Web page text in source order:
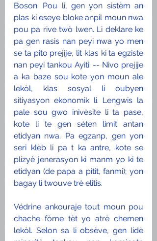
Boson. Pou li, gen yon sistèm an
plas ki eseye bloke anpil moun nwa
pou pa rive twò lwen. Li deklare ke
pa gen rasis nan peyi nwa yo men
se ta pito prejije, lit klas ki ta egziste
nan peyi tankou Ayiti. -- Nivo prejije
a ka baze sou kote yon moun ale
lekòl, klas sosyal li oubyen
sitiyasyon ekonomik li. Lengwis la
pale sou gwo inivèsite li ta pase,
kote li te gen sèten limit antan
etidyan nwa. Pa egzanp, gen yon
seri klèb li pa t ka antre, kote se
plizyè jenerasyon ki manm yo ki te
etidyan (de papa a pitit, fanmi); yon
bagay li twouve trè elitis.
Védrine ankouraje tout moun pou
chache fòme tèt yo atrè chemen
lekòl. Selon sa li obsève, gen lidè